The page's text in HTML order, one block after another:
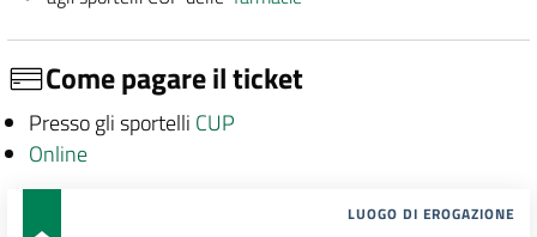
Come pagare il ticket
Presso gli sportelli CUP
Online
LUOGO DI EROGAZIONE